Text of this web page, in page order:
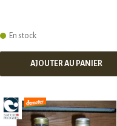
En stock
AJOUTER AU PANIER